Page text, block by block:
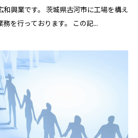
和興業です。 茨城県古河市に工場を構え
を行っております。 この記...